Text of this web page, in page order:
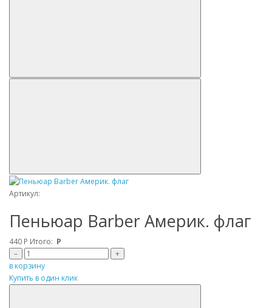
Артикул:
Пеньюар Barber Америк. флаг
440 Р Итого: Р
–
+
в корзину
Купить в один клик